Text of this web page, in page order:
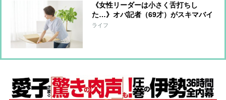
《女性リーダーは小さく舌打ちし
た…》オバ記者（69才）がスキマバイ
トに挑戦「私に肉体労働をする資格は
ライフ